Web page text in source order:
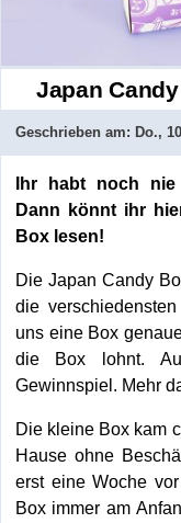
Japan
Geschrieben am: Do.,
Ihr habt noch nie
Dann könnt ihr
Box lesen!
Die Japan Candy
die
uns eine Box
die Box lohnt.
Gewinnspiel. Mehr
Die kleine Box kam
Hause ohne
erst eine Woche
Box immer am